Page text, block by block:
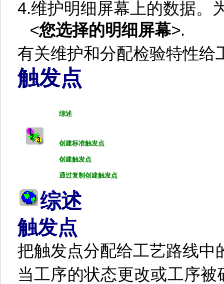
4.维护明细屏幕上的数据。
<您选择的明细屏幕>.
有关维护和分配检验特性给
触发点
综述
创建标准触发点
创建触发点
通过复制创建触发点
综述
触发点
把触发点分配给工艺路线中
当工序的状态更改或工序